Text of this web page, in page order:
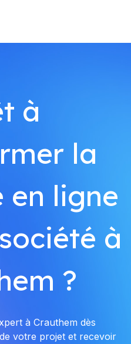
à
la
en ligne
à
?
à Crauthem dès
votre projet et recevoir